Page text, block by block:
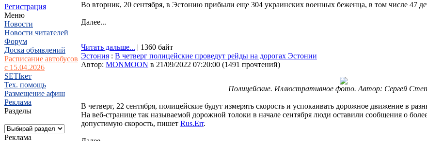
Регистрация
Меню
Новости
Новости читателей
Форум
Доска объявлений
Расписание автобусов
с 15.04.2026
SETIкет
Тех. помощь
Размещение афиш
Реклама
Разделы
Реклама
Во вторник, 20 сентября, в Эстонию прибыли еще 304 украинских военных беженца, в том числе 47
Далее...
Читать дальше... | 1360 байт
Эстония : В четверг полицейские проведут рейды на дорогах Эстонии
Автор: MONMOON в 21/09/2022 07:20:00 (1491 прочтений)
Полицейские. Иллюстративное фото. Автор: Сергей
В четверг, 22 сентября, полицейские будут измерять скорость и успокаивать дорожное движение в
На веб-странице так называемой дорожной толоки в начале сентября люди оставили сообщения о
допустимую скорость, пишет Rus.Err.